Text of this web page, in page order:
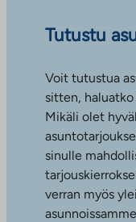
Tutustu
Voit tutustua
sitten, haluatko
Mikäli olet
sinulle
verran myös